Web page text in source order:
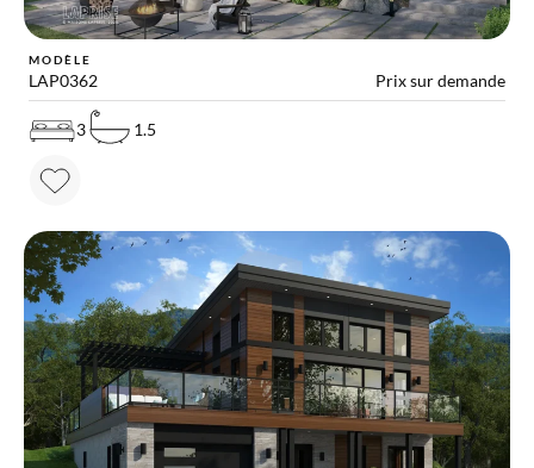
MODÈLE
LAP0362 Prix sur demande
3 1.5